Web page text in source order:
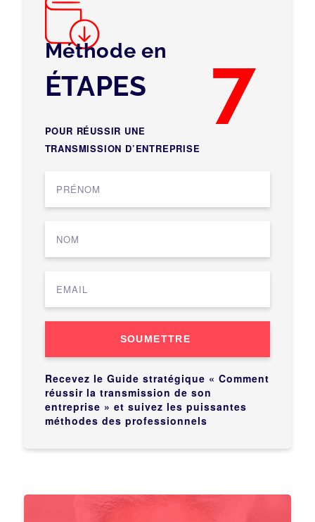
Méthode en 7
ÉTAPES
POUR RÉUSSIR UNE
TRANSMISSION D’ENTREPRISE
SOUMETTRE
Recevez le Guide stratégique « Comment
réussir la transmission de son
entreprise » et suivez les puissantes
méthodes des professionnels